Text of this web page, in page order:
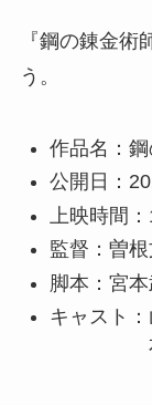
『鋼の錬金術
う。
作品名：
公開日：
上映時間
監督：曽
脚本：宮本
キャスト：
本田翼